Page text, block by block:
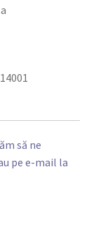
să ne
pe e-mail la